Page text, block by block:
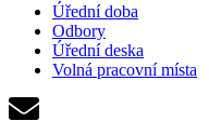
Úřední doba
Odbory
Úřední deska
Volná pracovní místa